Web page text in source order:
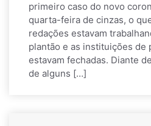
primeiro caso do novo
quarta-feira de cinzas, o
redações estavam
plantão e as instituições de
estavam fechadas. Diante
de alguns […]